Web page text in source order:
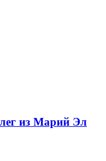
из Марий Эл